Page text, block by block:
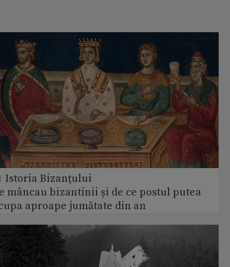
Istoria Bizanțului
mâncau bizantinii și de ce postul putea
aproape jumătate din an